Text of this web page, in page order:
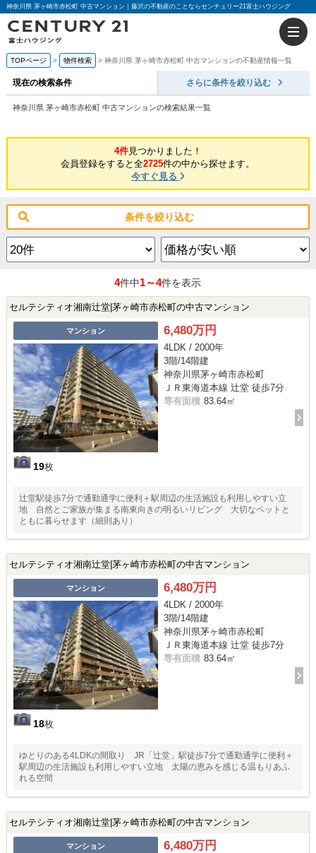
神奈川県 茅ヶ崎市赤松町 中古マンション｜藤沢の不動産のことならセンチュリー21富士ハウジング
TOPページ 物件検索 神奈川県 茅ヶ崎市赤松町 中古マンションの不動産情報一覧
現在の検索条件 さらに条件を絞り込む
神奈川県 茅ヶ崎市赤松町 中古マンションの検索結果一覧
4件見つかりました！
会員登録をすると全2725件の中から探せます。
今すぐ見る
条件を絞り込む
4件中1～4件を表示
セルテシティオ湘南辻堂|茅ヶ崎市赤松町の中古マンション
マンション
19枚
6,480万円
4LDK / 2000年
3階/14階建
神奈川県茅ヶ崎市赤松町
ＪＲ東海道本線 辻堂 徒歩7分
専有面積 83.64㎡
辻堂駅徒歩7分で通勤通学に便利＋駅周辺の生活施設も利用しやすい立
地 自然とご家族が集まる南東向きの明るいリビング 大切なペットと
ともに暮らせます（細則あり）
セルテシティオ湘南辻堂|茅ヶ崎市赤松町の中古マンション
マンション
18枚
6,480万円
4LDK / 2000年
3階/14階建
神奈川県茅ヶ崎市赤松町
ＪＲ東海道本線 辻堂 徒歩7分
専有面積 83.64㎡
ゆとりのある4LDKの間取り JR「辻堂」駅徒歩7分で通勤通学に便利＋
駅周辺の生活施設も利用しやすい立地 太陽の恵みを感じる温もりあふ
れる空間
セルテシティオ湘南辻堂|茅ヶ崎市赤松町の中古マンション
マンション 6,480万円